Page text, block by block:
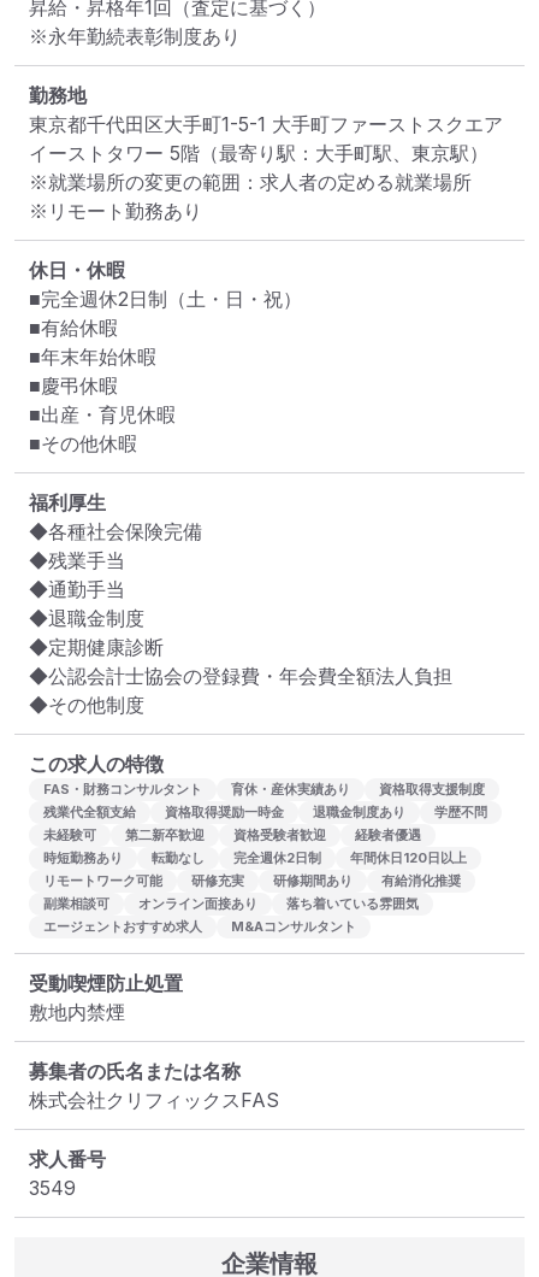
昇給・昇格年1回（査定に基づく）
※永年勤続表彰制度あり
勤務地
東京都千代田区大手町1-5-1 大手町ファーストスクエア
イーストタワー 5階 （最寄り駅：大手町駅、東京駅）
※就業場所の変更の範囲：求人者の定める就業場所
※リモート勤務あり
休日・休暇
■完全週休2日制（土・日・祝）
■有給休暇
■年末年始休暇
■慶弔休暇
■出産・育児休暇
■その他休暇
福利厚生
◆各種社会保険完備
◆残業手当
◆通勤手当
◆退職金制度
◆定期健康診断
◆公認会計士協会の登録費・年会費全額法人負担
◆その他制度
この求人の特徴
FAS・財務コンサルタント 育休・産休実績あり
資格取得支援制度
残業代全額支給
資格取得奨励一時金 退職金制度あり
学歴不問
未経験可
第二新卒歓迎 資格受験者歓迎
経験者優遇
時短勤務あり
転勤なし 完全週休2日制
年間休日120日以上
リモートワーク可能
研修充実 研修期間あり
有給消化推奨
副業相談可
オンライン面接あり
落ち着いている雰囲気
エージェントおすすめ求人
M&Aコンサルタント
受動喫煙防止処置
敷地内禁煙
募集者の氏名または名称
株式会社クリフィックスFAS
求人番号
3549
企業情報